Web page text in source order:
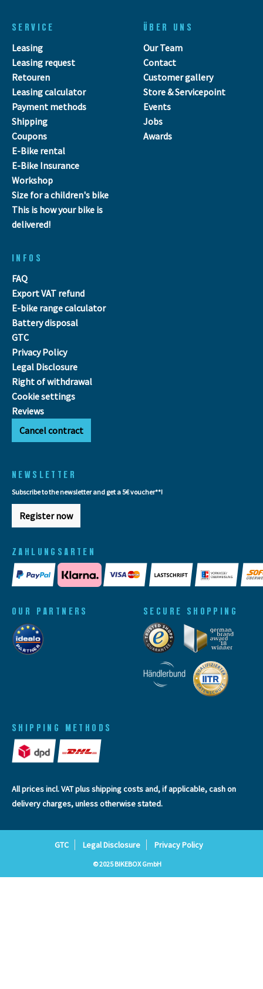
SERVICE
Leasing
Leasing request
Retouren
Leasing calculator
Payment methods
Shipping
Coupons
E-Bike rental
E-Bike Insurance
Workshop
Size for a children's bike
This is how your bike is
delivered!
ÜBER UNS
Our Team
Contact
Customer gallery
Store & Servicepoint
Events
Jobs
Awards
INFOS
FAQ
Export VAT refund
E-bike range calculator
Battery disposal
GTC
Privacy Policy
Legal Disclosure
Right of withdrawal
Cookie settings
Reviews
Cancel contract
NEWSLETTER
Subscribe to the newsletter and get a 5€ voucher**!
Register now
ZAHLUNGSARTEN
SHIPPING METHODS
OUR PARTNERS SECURE SHOPPING
All prices incl. VAT plusshipping costsand, if applicable, cash on
delivery charges, unless otherwise stated.
GTC Legal Disclosure Privacy Policy
© 2025 BIKEBOX GmbH